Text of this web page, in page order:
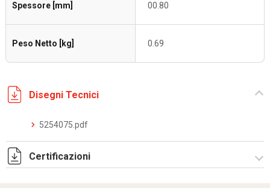
Spessore [mm] 00.80
Peso Netto [kg] 0.69
Disegni Tecnici
5254075.pdf
Certificazioni